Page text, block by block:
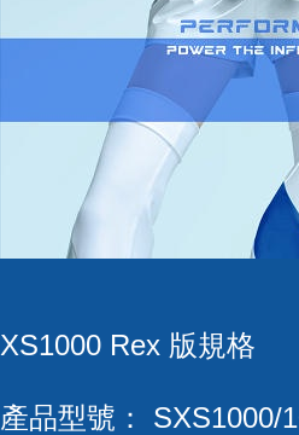
XS1000 Rex 版規格
產品型號： SXS1000/